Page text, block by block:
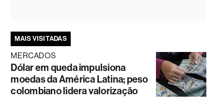
MAIS VISITADAS
MERCADOS
Dólar em queda impulsiona
moedas da América Latina; peso
colombiano lidera valorização